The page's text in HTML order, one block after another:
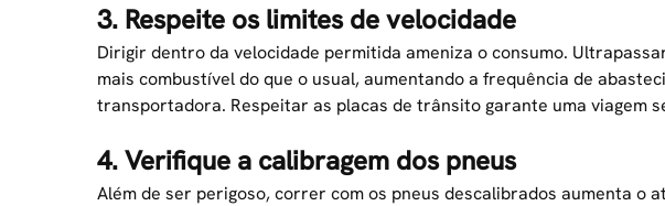
3. Respeite os limites de velocidade
Dirigir dentro da velocidade permitida ameniza o consumo.
mais combustível do que o usual, aumentando a frequência de
transportadora. Respeitar as placas de trânsito garante uma viagem
4. Verifique a calibragem dos pneus
Além de ser perigoso, correr com os pneus descalibrados aumenta o